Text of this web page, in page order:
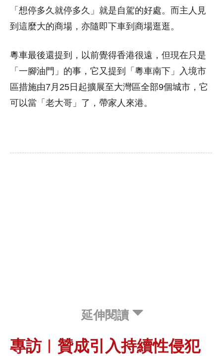
「想停多久就停多久」就是自駕的好處。而主人見
到這麼大的商場，亦隨即下車到商場逛逛。
粵車最後還提到，以前覺得香港很遠，但現在只是
「一腳油門」的事，它又提到「粵車南下」入境市
區措施由7月25日起擴展至大灣區全部9個城市，它
可以當「老大哥」了，帶家人來港。
延伸閱讀
專訪︱贊成引入持續性侵犯